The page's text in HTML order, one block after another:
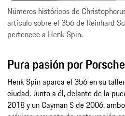
Números históricos de
artículo sobre el 356 de Reinhard
pertenece a Henk Spin.
Pura pasión por Porsche
Henk Spin aparca el 356 en su
ciudad. Junto a él, delante de la
2018 y un Cayman S de 2006,